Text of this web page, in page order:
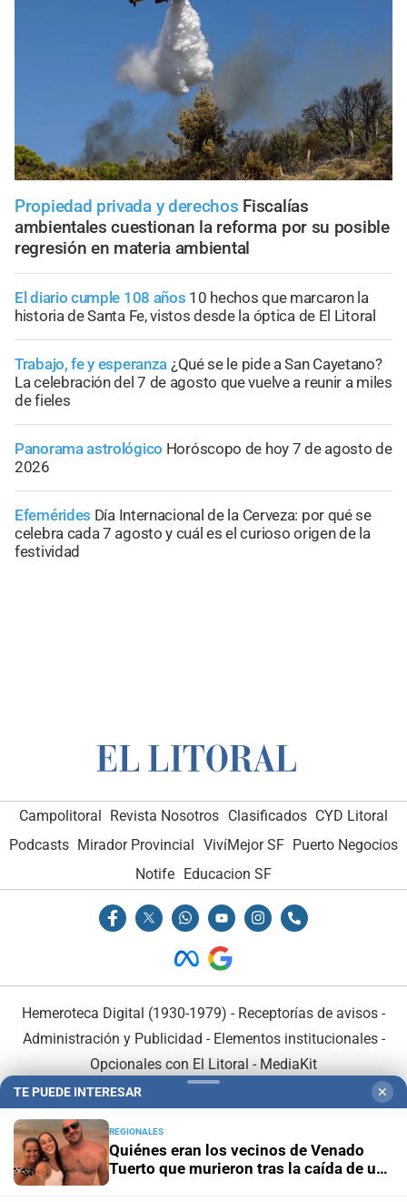
Propiedad privada y derechos Fiscalías
ambientales cuestionan la reforma por su posible
regresión en materia ambiental
El diario cumple 108 años 10 hechos que marcaron la
historia de Santa Fe, vistos desde la óptica de El Litoral
Trabajo, fe y esperanza ¿Qué se le pide a San Cayetano?
La celebración del 7 de agosto que vuelve a reunir a miles
de fieles
Panorama astrológico Horóscopo de hoy 7 de agosto de
2026
Efemérides Día Internacional de la Cerveza: por qué se
celebra cada 7 agosto y cuál es el curioso origen de la
festividad
Campolitoral Revista Nosotros Clasificados CYD Litoral
Podcasts Mirador Provincial VivíMejor SF Puerto Negocios
Notife Educacion SF
Hemeroteca Digital (1930-1979) - Receptorías de avisos -
Administración y Publicidad - Elementos institucionales-
Opcionales con El Litoral - MediaKit
TE PUEDE INTERESAR ✕
REGIONALES
Quiénes eran los vecinos de Venado
Tuerto que murieron tras la caída de un